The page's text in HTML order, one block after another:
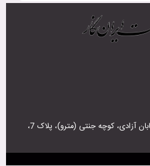
تهران - میدان انقلاب، ابتدای خیابان آزادی، کوچه جنتی (مترو)، پلاک 7،